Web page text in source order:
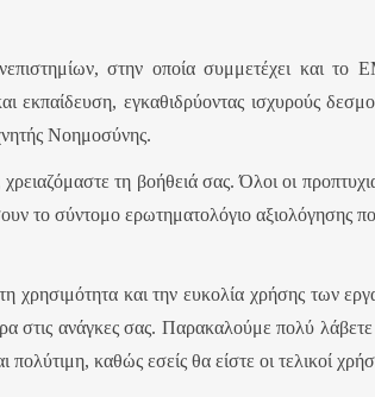
στην οποία συμμετέχει και το
εκπαίδευση, εγκαθιδρύοντας ισχυρούς
Νοημοσύνης.
τη βοήθειά σας. Όλοι οι
το σύντομο ερωτηματολόγιο
και την ευκολία χρήσης των
στις ανάγκες σας. Παρακαλούμε πολύ λάβετε
καθώς εσείς θα είστε οι τελικοί